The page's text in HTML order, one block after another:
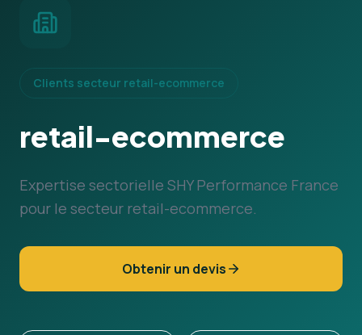
Clients secteur retail-ecommerce
retail-ecommerce
Expertise sectorielle SHY Performance France
pour le secteur retail-ecommerce.
Obtenir un devis